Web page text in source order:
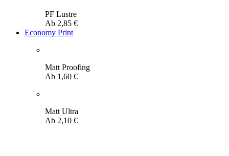
PF Lustre
Ab 2,85 €
Economy Print
Matt Proofing
Ab 1,60 €
Matt Ultra
Ab 2,10 €